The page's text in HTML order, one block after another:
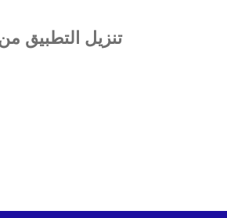
تنزيل التطبيق